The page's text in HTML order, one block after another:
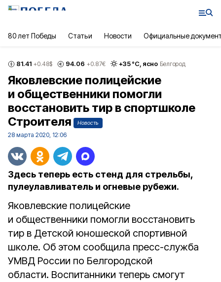
80 лет Победы Статьи Новости Официальные
81.41 +0.48$ 94.06 +0.87€ +35°С, ясно Белгород
Яковлевские полицейские
и общественники помогли
восстановить тир в спортшколе
Строителя
Новость
28 марта 2020, 12:06
Здесь теперь есть стенд для стрельбы,
пулеулавливатель и огневые рубежи.
Яковлевские полицейские
и общественники помогли восстановить
тир в Детской юношеской спортивной
школе. Об этом сообщила пресс-служба
УМВД России по Белгородской
области. Воспитанники теперь смогут